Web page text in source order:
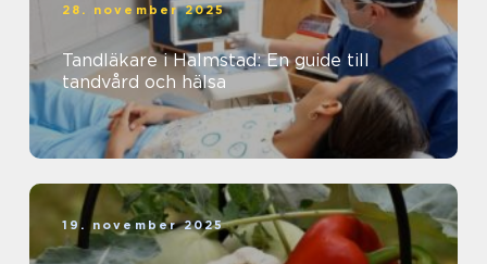
28. november 2025
Tandläkare i Halmstad: En guide till
tandvård och hälsa
19. november 2025